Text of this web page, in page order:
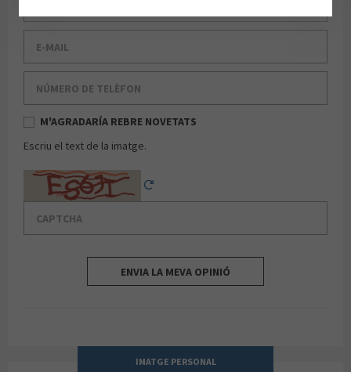
M'AGRADARÍA REBRE NOVETATS
Escriu el text de la imatge.
Captcha
ENVIA LA MEVA OPINIÓ
IMATGE PERSONAL